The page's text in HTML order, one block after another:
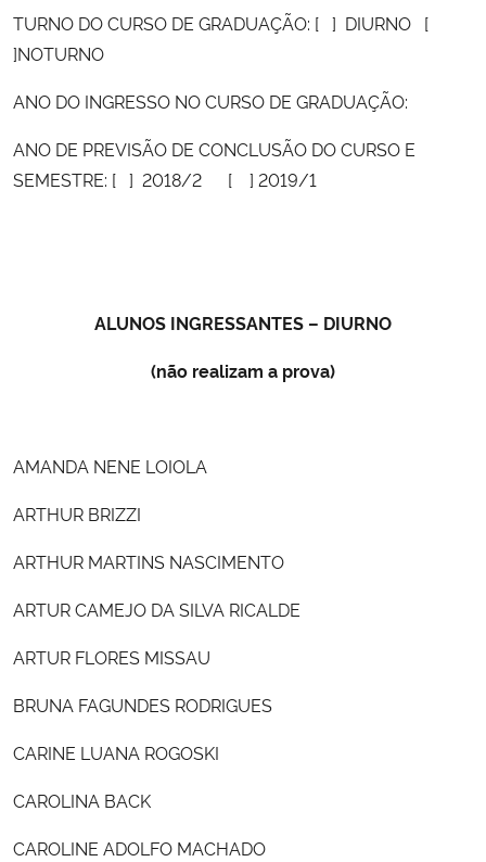
TURNO DO CURSO DE GRADUAÇÃO: [ ] DIURNO [
]NOTURNO
ANO DO INGRESSO NO CURSO DE GRADUAÇÃO:
ANO DE PREVISÃO DE CONCLUSÃO DO CURSO E
SEMESTRE: [ ] 2018/2 [ ] 2019/1
ALUNOS INGRESSANTES – DIURNO
(não realizam a prova)
AMANDA NENE LOIOLA
ARTHUR BRIZZI
ARTHUR MARTINS NASCIMENTO
ARTUR CAMEJO DA SILVA RICALDE
ARTUR FLORES MISSAU
BRUNA FAGUNDES RODRIGUES
CARINE LUANA ROGOSKI
CAROLINA BACK
CAROLINE ADOLFO MACHADO